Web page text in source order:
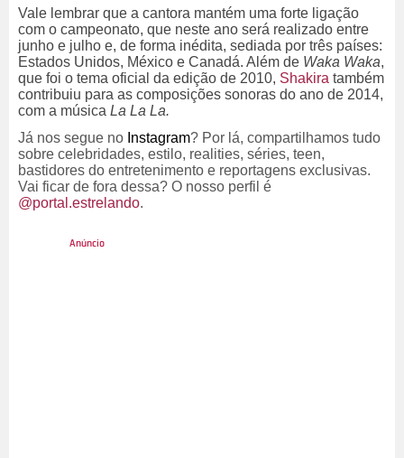
Vale lembrar que a cantora mantém uma forte ligação
com o campeonato, que neste ano será realizado entre
junho e julho e, de forma inédita, sediada por três países:
Estados Unidos, México e Canadá. Além de Waka Waka,
que foi o tema oficial da edição de 2010, Shakira também
contribuiu para as composições sonoras do ano de 2014,
com a música La La La.
Já nos segue no Instagram? Por lá, compartilhamos tudo
sobre celebridades, estilo, realities, séries, teen,
bastidores do entretenimento e reportagens exclusivas.
Vai ficar de fora dessa? O nosso perfil é
@portal.estrelando.